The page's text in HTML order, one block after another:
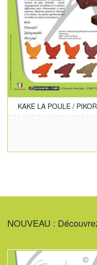
KAKE LA POULE /
NOUVEAU :